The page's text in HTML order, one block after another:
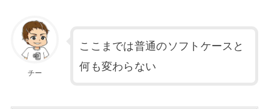
チー
ここまでは普通のソフトケースと
何も変わらない